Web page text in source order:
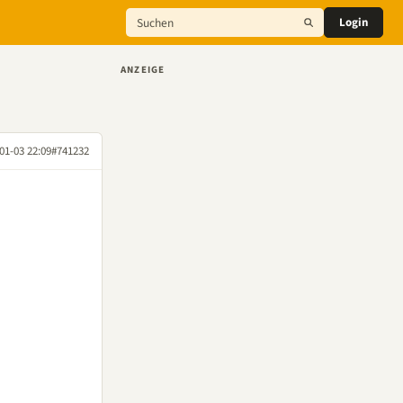
Login
03 22:09#741232
ANZEIGE